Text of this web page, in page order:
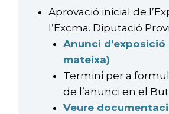
Aprovació inicial de
l’Excma. Diputació
Anunci d’exposició
mateixa)
Termini per a
de l’anunci en el
Veure